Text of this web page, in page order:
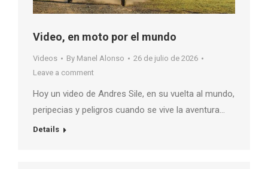
Video, en moto por el mundo
Videos By Manel Alonso
26 de julio de 2026
Leave a comment
Hoy un video de Andres Sile, en su vuelta al mundo,
peripecias y peligros cuando se vive la aventura…
Details